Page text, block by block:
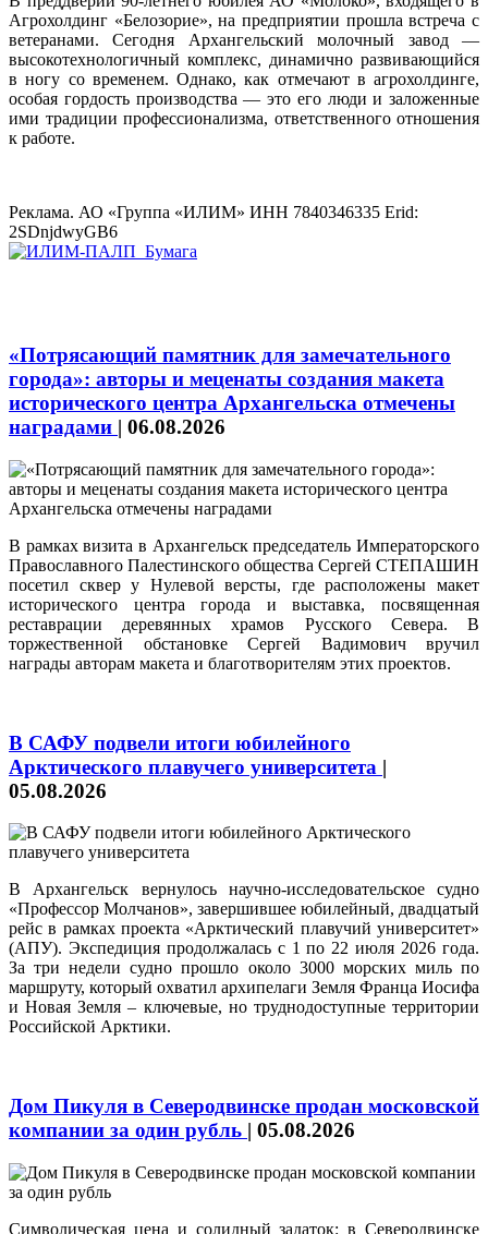
Агрохолдинг «Белозорие», на предприятии прошла встреча с
ветеранами. Сегодня Архангельский молочный завод —
высокотехнологичный комплекс, динамично развивающийся
в ногу со временем. Однако, как отмечают в агрохолдинге,
особая гордость производства — это его люди и заложенные
ими традиции профессионализма, ответственного отношения
к работе.
Реклама. АО «Группа «ИЛИМ» ИНН 7840346335 Erid:
2SDnjdwyGB6
«Потрясающий памятник для замечательного
города»: авторы и меценаты создания макета
исторического центра Архангельска отмечены
наградами | 06.08.2026
В рамках визита в Архангельск председатель Императорского
Православного Палестинского общества Сергей СТЕПАШИН
посетил сквер у Нулевой версты, где расположены макет
исторического центра города и выставка, посвященная
реставрации деревянных храмов Русского Севера. В
торжественной обстановке Сергей Вадимович вручил
награды авторам макета и благотворителям этих проектов.
В САФУ подвели итоги юбилейного
Арктического плавучего университета |
05.08.2026
В Архангельск вернулось научно-исследовательское судно
«Профессор Молчанов», завершившее юбилейный, двадцатый
рейс в рамках проекта «Арктический плавучий университет»
(АПУ). Экспедиция продолжалась с 1 по 22 июля 2026 года.
За три недели судно прошло около 3000 морских миль по
маршруту, который охватил архипелаги Земля Франца Иосифа
и Новая Земля – ключевые, но труднодоступные территории
Российской Арктики.
Дом Пикуля в Северодвинске продан московской
компании за один рубль | 05.08.2026
Символическая цена и солидный задаток: в Северодвинске